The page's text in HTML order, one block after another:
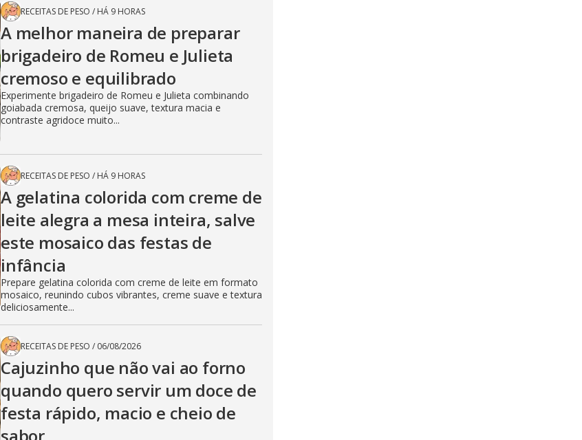
RECEITAS DE PESO / HÁ 9 HORAS
A melhor maneira de preparar
brigadeiro de Romeu e Julieta
cremoso e equilibrado
Experimente brigadeiro de Romeu e Julieta combinando
goiabada cremosa, queijo suave, textura macia e
contraste agridoce muito...
RECEITAS DE PESO / HÁ 9 HORAS
A gelatina colorida com creme de
leite alegra a mesa inteira, salve
este mosaico das festas de
infância
Prepare gelatina colorida com creme de leite em formato
mosaico, reunindo cubos vibrantes, creme suave e textura
deliciosamente...
RECEITAS DE PESO / 06/08/2026
Cajuzinho que não vai ao forno
quando quero servir um doce de
festa rápido, macio e cheio de